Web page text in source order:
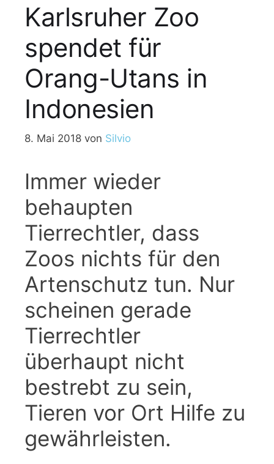
Karlsruher Zoo
spendet für
Orang-Utans in
Indonesien
8. Mai 2018 von Silvio
Immer wieder
behaupten
Tierrechtler, dass
Zoos nichts für den
Artenschutz tun. Nur
scheinen gerade
Tierrechtler
überhaupt nicht
bestrebt zu sein,
Tieren vor Ort Hilfe zu
gewährleisten.